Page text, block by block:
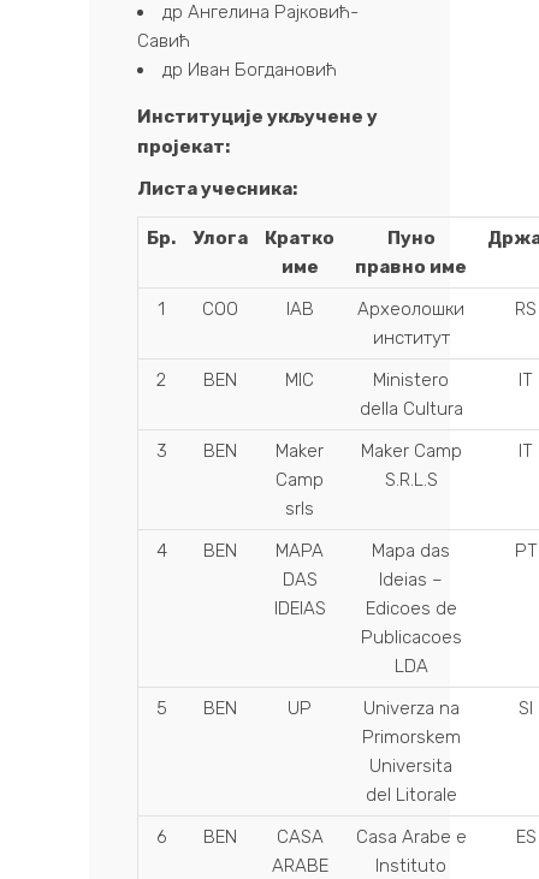
др Ангелина Рајковић-
Савић
др Иван Богдановић
Институције укључене у
пројекат:
Листа учесника:
Бр. Улога
Кратко
име
Пуно
правно име
1 COO IAB
Археолошки
институт
RS
2 BEN MIC
Ministero
della Cultura
IT
3 BEN
Maker
Camp
srls
Maker Camp
S.R.L.S
IT
4 BEN
MAPA
DAS
IDEIAS
Mapa das
Ideias –
Edicoes de
Publicacoes
LDA
PT
5 BEN UP
Univerza na
Primorskem
Universita
del Litorale
SI
6 BEN
CASA
ARABE
Casa Arabe e
Instituto
ES